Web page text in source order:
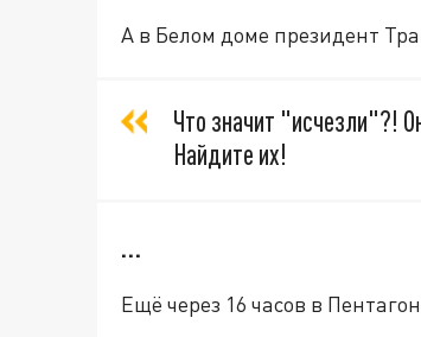
А в Белом доме президент
Что значит "исчезли"?!
Найдите их!
…
Ещё через 16 часов в